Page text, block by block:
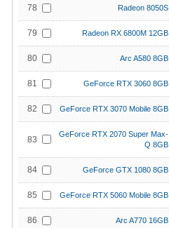
78 Radeon 8050S
79 Radeon RX 6800M 12GB
80 Arc A580 8GB
81 GeForce RTX 3060 8GB
82 GeForce RTX 3070 Mobile 8GB
83
GeForce RTX 2070 Super Max-
Q 8GB
84 GeForce GTX 1080 8GB
85 GeForce RTX 5060 Mobile 8GB
86 Arc A770 16GB